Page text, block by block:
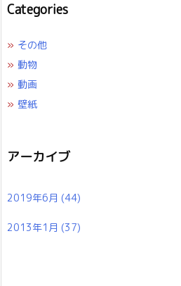
Categories
» その他
» 動物
» 動画
» 壁紙
アーカイブ
2019年6月 (44)
2013年1月 (37)